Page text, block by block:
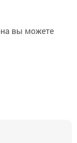
вы можете